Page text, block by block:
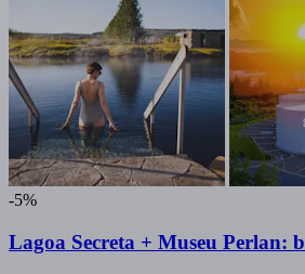
-5%
Lagoa Secreta + Museu Perlan: